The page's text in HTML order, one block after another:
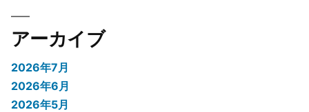
アーカイブ
2026年7月
2026年6月
2026年5月